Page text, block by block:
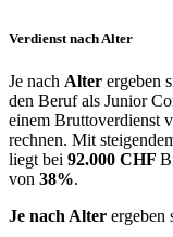
Verdienst nach Alter
Je nach Alter ergeben
den Beruf als Junior
einem Bruttoverdienst
rechnen. Mit
liegt bei 92.000 CHF
von 38%.
Je nach Alter ergeben